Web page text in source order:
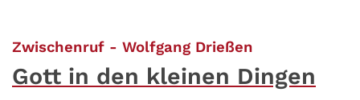
Zwischenruf - Wolfgang Drießen
Gott in den kleinen Dingen